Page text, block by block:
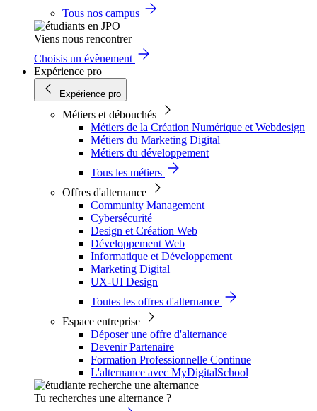
Tous nos campus
Viens nous rencontrer
Choisis un évènement
Expérience pro
Expérience pro
Métiers et débouchés
Métiers de la Création Numérique et Webdesign
Métiers du Marketing Digital
Métiers du développement
Tous les métiers
Offres d'alternance
Community Management
Cybersécurité
Design et Création Web
Développement Web
Informatique et Développement
Marketing Digital
UX-UI Design
Toutes les offres d'alternance
Espace entreprise
Déposer une offre d'alternance
Devenir Partenaire
Formation Professionnelle Continue
L'alternance avec MyDigitalSchool
Tu recherches une alternance ?